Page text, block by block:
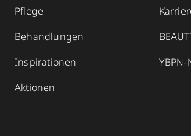
Pflege
Behandlungen
Inspirationen
Aktionen